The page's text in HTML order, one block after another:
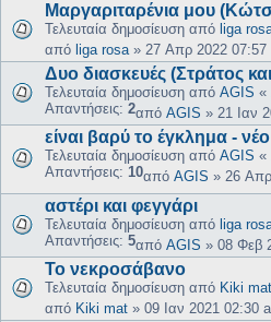
Μαργαριταρένια μου
Τελευταία δημοσίευση από liga
από liga rosa» 27 Απρ 2022 07:57
Δυο διασκευές (Στράτος
Τελευταία δημοσίευση από AGIS «
Απαντήσεις: 2από AGIS » 21 Ιαν
είναι βαρύ το έγκλημα - νέο
Τελευταία δημοσίευση από AGIS «
Απαντήσεις: 10από AGIS » 26
αστέρι και φεγγάρι
Τελευταία δημοσίευση από liga
Απαντήσεις: 5από AGIS » 08 Φεβ
Το νεκροσάβανο
Τελευταία δημοσίευση από Kiki mat
από Kiki mat » 09 Ιαν 2021 02:30